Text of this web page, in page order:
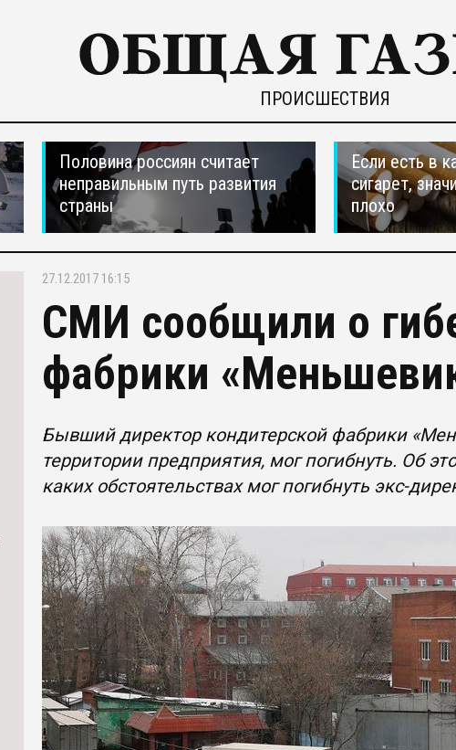
ПРОИСШЕСТВИЯ
Половина россиян считает
неправильным путь развития
страны
Если есть в
сигарет,
плохо
27.12.2017 16:15
СМИ сообщили о
фабрики
Бывший директор кондитерской фабрики
территории предприятия, мог погибнуть. Об
каких обстоятельствах мог погибнуть экс-